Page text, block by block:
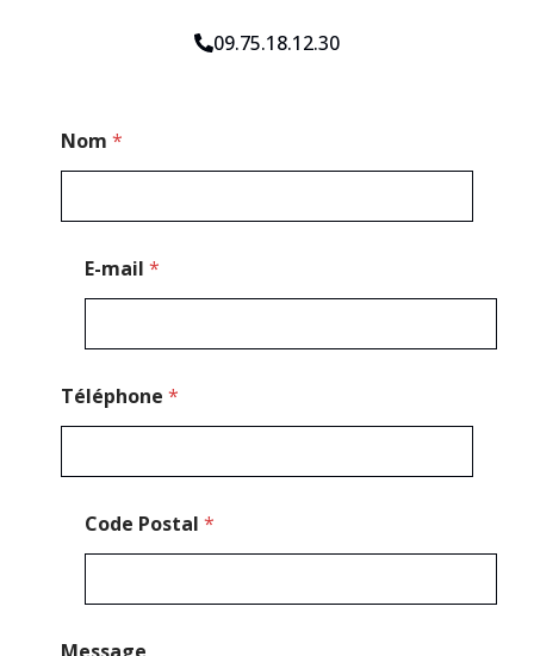
09.75.18.12.30
M
e
Nom *
E-mail *
Téléphone *
Code Postal *
Message